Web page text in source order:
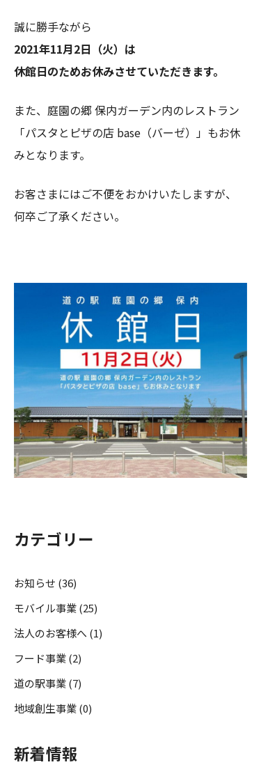
誠に勝手ながら
2021年11月2日（火）は
休館日のためお休みさせていただきます。
また、庭園の郷 保内ガーデン内のレストラン
「パスタとピザの店 base（バーゼ）」もお休
みとなります。
お客さまにはご不便をおかけいたしますが、
何卒ご了承ください。
カテゴリー
お知らせ (36)
モバイル事業 (25)
法人のお客様へ (1)
フード事業 (2)
道の駅事業 (7)
地域創生事業 (0)
新着情報